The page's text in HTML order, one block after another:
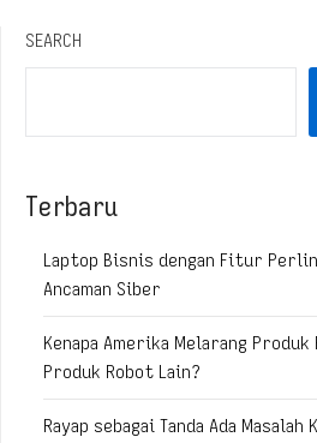
SEARCH
Terbaru
Laptop Bisnis dengan Fitur
Ancaman Siber
Kenapa Amerika Melarang Produk
Produk Robot Lain?
Rayap sebagai Tanda Ada Masalah